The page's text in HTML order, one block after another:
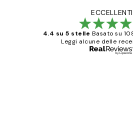
ECCELLENTI
4.4 su 5 stelle Basato su
Leggi alcune delle